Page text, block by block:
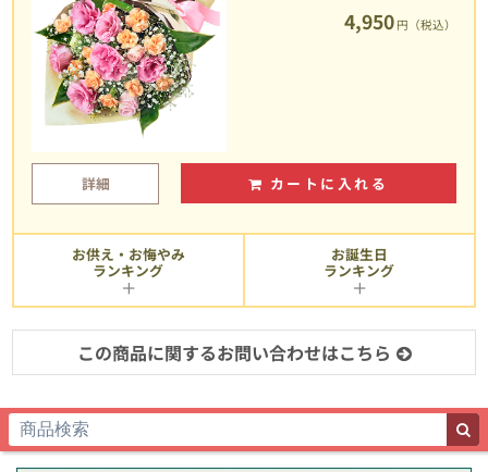
4,950 円（税込）
詳細 カートに入れる
お供え・お悔やみ
ランキング
お誕生日
ランキング
この商品に関するお問い合わせはこちら